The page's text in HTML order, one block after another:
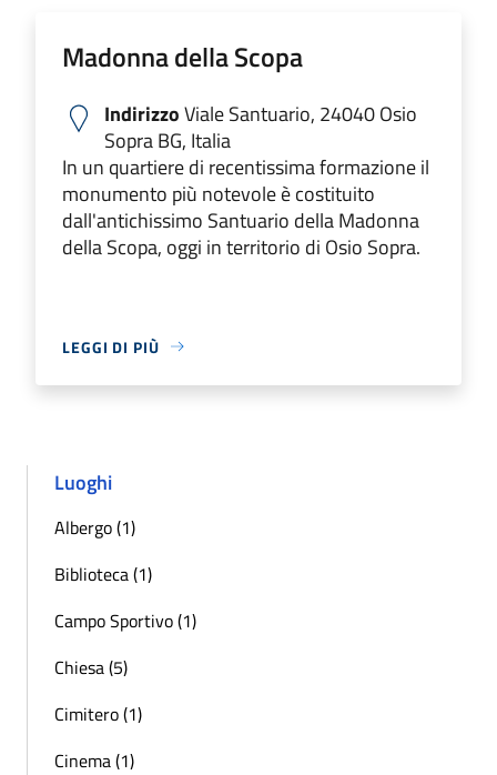
Madonna della Scopa
IndirizzoViale Santuario, 24040 Osio
Sopra BG, Italia
In un quartiere di recentissima formazione il
monumento più notevole è costituito
dall'antichissimo Santuario della Madonna
della Scopa, oggi in territorio di Osio Sopra.
LEGGI DI PIÙ
Luoghi
Albergo (1)
Biblioteca (1)
Campo Sportivo (1)
Chiesa (5)
Cimitero (1)
Cinema (1)